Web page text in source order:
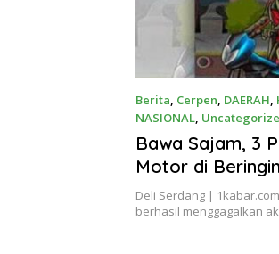
Berita, Cerpen, DAERAH,
NASIONAL,
Agustus 9, 2026
Bawa Sajam, 3
Motor di
Deli Serdang |
berhasil menggagalkan